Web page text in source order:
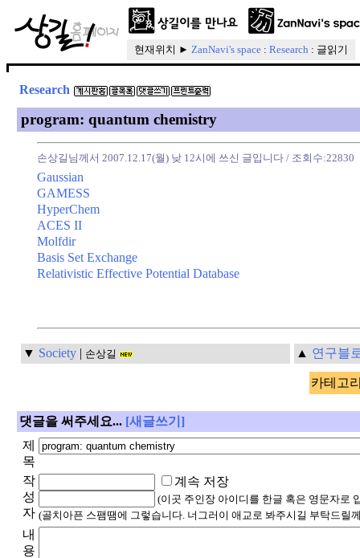
현재위치 ► ZanNavi's space : Research : 글읽기
Research
program: quantum chemistry
손상길님께서 2007.12.17(월) 낮 12시에 쓰신 글입니다 / 조회수:22830
Gaussian
GAMESS
HyperChem
ACES II
Molfdir
Basis Set Exchange
Relativistic Effective Potential Database
▼ Society | 손상길 ▲ 연구블
카테고
댓글을 써주세요... [새글쓰기]
제
목
작
성
자
계속 저장
(이곳 주인장 아이디를 한글 혹은 영문자로
(골치아픈 스팸땜에 그렇습니다. 너그러이 애교로 봐주시길 부탁드릴
내
용